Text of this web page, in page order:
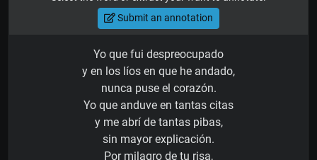
Submit an annotation
Yo que fui despreocupado
y en los líos en que he andado,
nunca puse el corazón.
Yo que anduve en tantas citas
y me abrí de tantas pibas,
sin mayor explicación.
Por milagro de tu risa,